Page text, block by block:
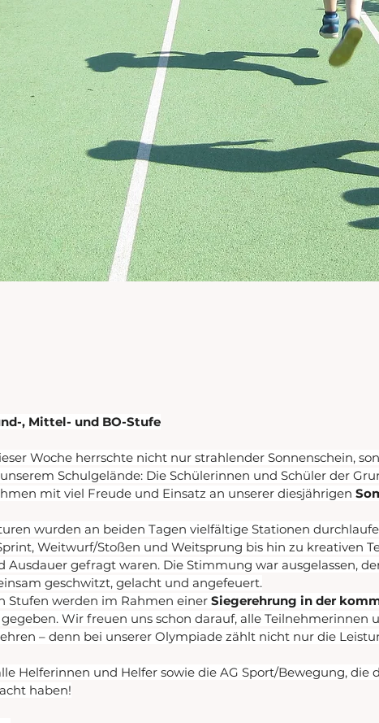
, Mittel- und BO-Stufe
Woche herrschte nicht nur strahlender Sonnenschein,
Schulgelände: Die Schülerinnen und Schüler der
mit viel Freude und Einsatz an unserer diesjährigen
wurden an beiden Tagen vielfältige Stationen
Weitwurf/Stoßen und Weitsprung bis hin zu kreativen
gefragt waren. Die Stimmung war ausgelassen,
geschwitzt, gelacht und angefeuert.
Stufen werden im Rahmen einer Siegerehrung in der
Wir freuen uns schon darauf, alle Teilnehmerinnen
– denn bei unserer Olympiade zählt nicht nur die
Helferinnen und Helfer sowie die AG Sport/Bewegung, die
haben!